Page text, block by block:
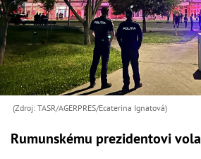
(Zdroj: TASR/AGERPRES/Ecaterina Ignatová)
Rumunskému prezidentovi